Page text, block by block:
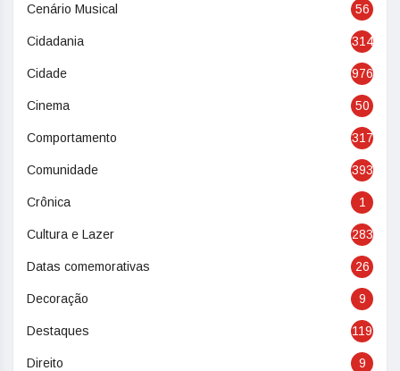
Cenário Musical 56
Cidadania 314
Cidade 976
Cinema 50
Comportamento 317
Comunidade 393
Crônica 1
Cultura e Lazer 283
Datas comemorativas 26
Decoração 9
Destaques 119
Direito 9